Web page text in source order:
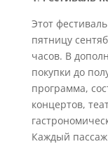
Этот
пятницу
часов. В
покупки до
программа,
концертов,
Каждый